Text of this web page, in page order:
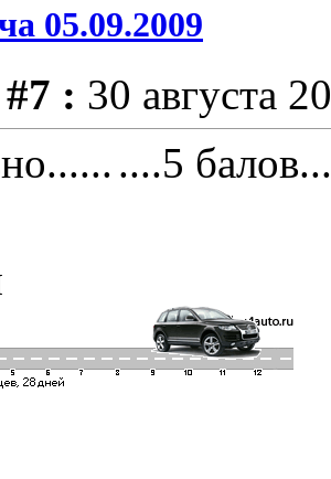
05.09.2009
: 30 августа
....5